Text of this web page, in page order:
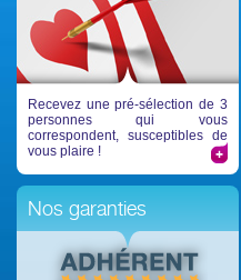
Recevez une pré-sélection de 3
personnes qui vous
correspondent, susceptibles de
vous plaire !
Nos garanties